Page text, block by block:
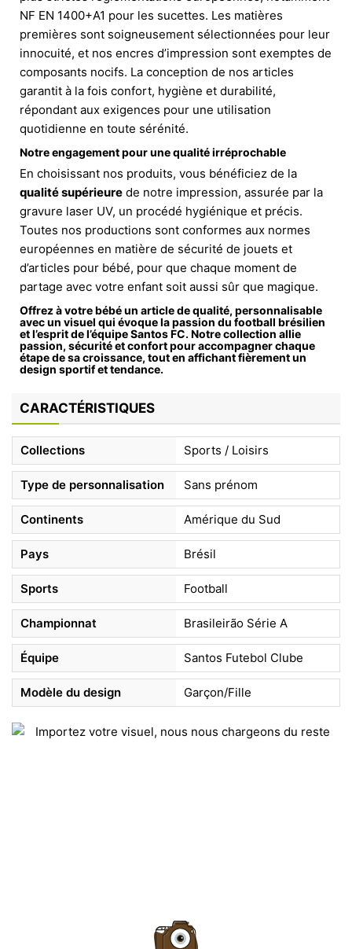
NF EN 1400+A1 pour les sucettes. Les matières
premières sont soigneusement sélectionnées pour leur
innocuité, et nos encres d’impression sont exemptes de
composants nocifs. La conception de nos articles
garantit à la fois confort, hygiène et durabilité,
répondant aux exigences pour une utilisation
quotidienne en toute sérénité.
Notre engagement pour une qualité irréprochable
En choisissant nos produits, vous bénéficiez de la
qualité supérieure de notre impression, assurée par la
gravure laser UV, un procédé hygiénique et précis.
Toutes nos productions sont conformes aux normes
européennes en matière de sécurité de jouets et
d’articles pour bébé, pour que chaque moment de
partage avec votre enfant soit aussi sûr que magique.
Offrez à votre bébé un article de qualité, personnalisable
avec un visuel qui évoque la passion du football brésilien
et l’esprit de l’équipeSantos FC. Notre collection allie
passion, sécurité et confort pour accompagner chaque
étape de sa croissance, tout en affichant fièrement un
design sportif et tendance.
CARACTÉRISTIQUES
Collections Sports / Loisirs
Type de personnalisation Sans prénom
Continents Amérique du Sud
Pays Brésil
Sports Football
Championnat Brasileirão Série A
Équipe Santos Futebol Clube
Modèle du design Garçon/Fille